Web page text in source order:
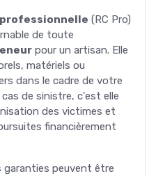
(RC Pro)
de toute
pour un artisan. Elle
matériels ou
dans le cadre de votre
de sinistre, c'est elle
des victimes et
financièrement
garanties peuvent être